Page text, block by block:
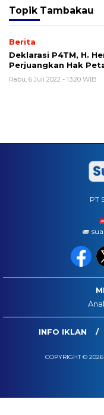
Topik Tambakau
Berita
Deklarasi P4TM, H.
Perjuangkan Hak
Rabu, 6 Juli 2022 - 13:20 WIB
PT
INFO IKLAN
COPYRIGHT ©